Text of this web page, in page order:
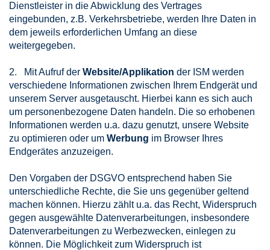
Dienstleister in die Abwicklung des Vertrages
eingebunden, z.B. Verkehrsbetriebe, werden Ihre Daten in
dem jeweils erforderlichen Umfang an diese
weitergegeben.
2. Mit Aufruf der Website/Applikation der ISM werden
verschiedene Informationen zwischen Ihrem Endgerät und
unserem Server ausgetauscht. Hierbei kann es sich auch
um personenbezogene Daten handeln. Die so erhobenen
Informationen werden u.a. dazu genutzt, unsere Website
zu optimieren oder um Werbung im Browser Ihres
Endgerätes anzuzeigen.
Den Vorgaben der DSGVO entsprechend haben Sie
unterschiedliche Rechte, die Sie uns gegenüber geltend
machen können. Hierzu zählt u.a. das Recht, Widerspruch
gegen ausgewählte Datenverarbeitungen, insbesondere
Datenverarbeitungen zu Werbezwecken, einlegen zu
können. Die Möglichkeit zum Widerspruch ist